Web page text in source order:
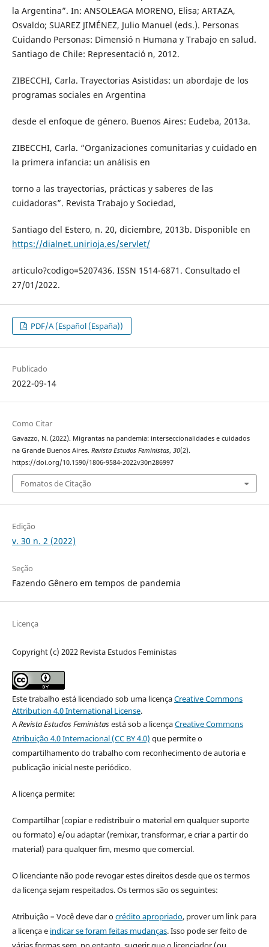
la Argentina”. In: ANSOLEAGA MORENO, Elisa; ARTAZA,
Osvaldo; SUAREZ JIMÉNEZ, Julio Manuel (eds.). Personas
Cuidando Personas: Dimensió n Humana y Trabajo en salud.
Santiago de Chile: Representació n, 2012.
ZIBECCHI, Carla. Trayectorias Asistidas: un abordaje de los
programas sociales en Argentina
desde el enfoque de género. Buenos Aires: Eudeba, 2013a.
ZIBECCHI, Carla. “Organizaciones comunitarias y cuidado en
la primera infancia: un análisis en
torno a las trayectorias, prácticas y saberes de las
cuidadoras”. Revista Trabajo y Sociedad,
Santiago del Estero, n. 20, diciembre, 2013b. Disponible en
https://dialnet.unirioja.es/servlet/
articulo?codigo=5207436. ISSN 1514-6871. Consultado el
27/01/2022.
PDF/A (Español (España))
Publicado
2022-09-14
Como Citar
Gavazzo, N. (2022). Migrantas na pandemia: interseccionalidades e cuidados
na Grande Buenos Aires. Revista Estudos Feministas, 30(2).
https://doi.org/10.1590/1806-9584-2022v30n286997
Fomatos de Citação
Edição
v. 30 n. 2 (2022)
Seção
Fazendo Gênero em tempos de pandemia
Licença
Copyright (c) 2022 Revista Estudos Feministas
Este trabalho está licenciado sob uma licençaCreative Commons
Attribution 4.0 International License.
ARevista Estudos Feministasestá sob a licençaCreative Commons
Atribuição 4.0 Internacional (CC BY 4.0) que permite o
compartilhamento do trabalho com reconhecimento de autoria e
publicação inicial neste periódico.
A licença permite:
Compartilhar (copiar e redistribuir o material em qualquer suporte
ou formato) e/ou adaptar (remixar, transformar, e criar a partir do
material) para qualquer fim, mesmo que comercial.
O licenciante não pode revogar estes direitos desde que os termos
da licença sejam respeitados. Os termos são os seguintes:
Atribuição – Você deve dar ocrédito apropriado, prover um link para
a licença e indicar se foram feitas mudanças. Isso pode ser feito de